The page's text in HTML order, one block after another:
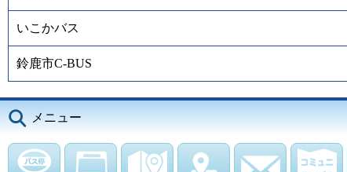
いこかバス
鈴鹿市C-BUS
メニュー